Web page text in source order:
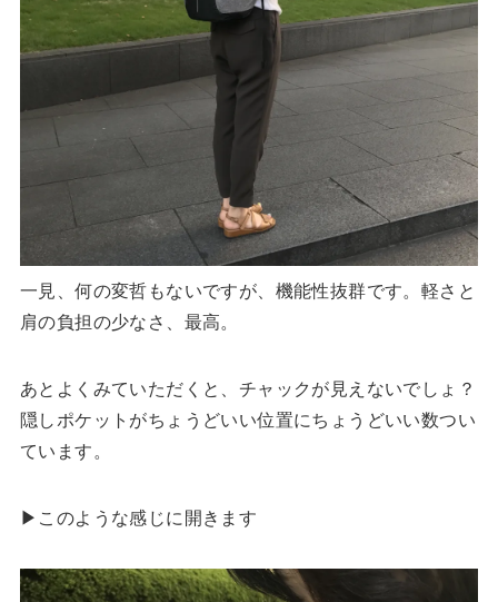
一見、何の変哲もないですが、機能性抜群です。軽さと
肩の負担の少なさ、最高。
あとよくみていただくと、チャックが見えないでしょ？
隠しポケットがちょうどいい位置にちょうどいい数つい
ています。
▶︎このような感じに開きます